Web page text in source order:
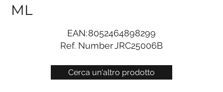
Cerca un'altro prodotto
ML
EAN:8052464898299
Ref. NumberJRC25006B